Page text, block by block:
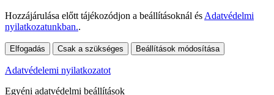
Hozzájárulása előtt tájékozódjon a beállításoknál ésAdatvédelmi
nyilatkozatunkban..
Elfogadás Csak a szükséges Beállítások módosítása
Adatvédelemi nyilatkozatot
Egyéni adatvédelmi beállítások